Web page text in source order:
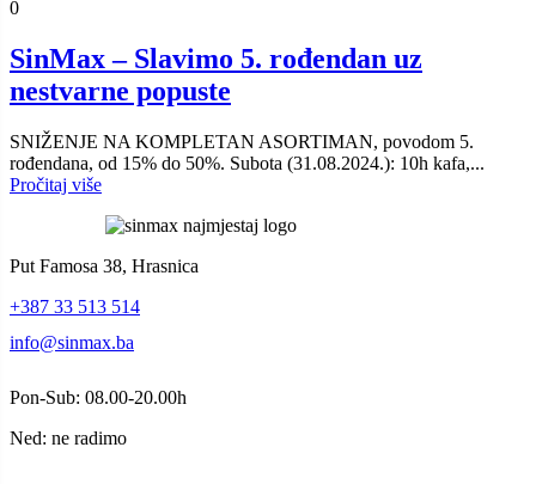
0
SinMax – Slavimo 5. rođendan uz
nestvarne popuste
SNIŽENJE NA KOMPLETAN ASORTIMAN, povodom 5.
rođendana, od 15% do 50%. Subota (31.08.2024.): 10h kafa,...
Pročitaj više
Put Famosa 38, Hrasnica
+387 33 513 514
info@sinmax.ba
Pon-Sub: 08.00-20.00h
Ned: ne radimo